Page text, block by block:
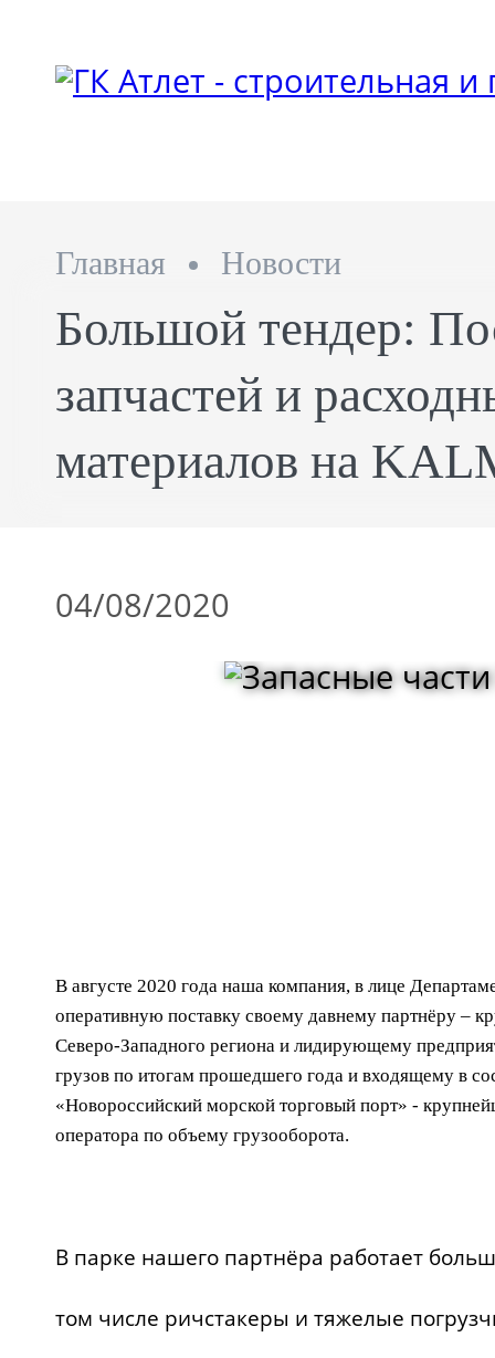
Главная Новости
Большой тендер:
запчастей и
материалов на
04/08/2020
В августе 2020 года наша компания, в лице
оперативную поставку своему давнему партнёру –
Северо-Западного региона и лидирующему
грузов по итогам прошедшего года и входящему в
«Новороссийский морской торговый порт» -
оператора по объему грузооборота.
В парке нашего партнёра работает
том числе ричстакеры и тяжелые